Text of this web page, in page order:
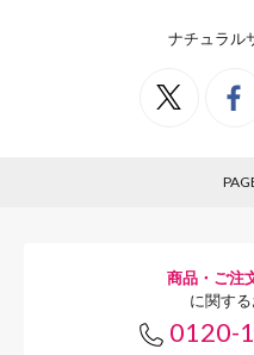
ナチュラル
商品・ご注
に関す
0120-